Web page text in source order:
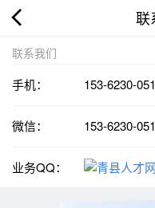
联
联系我们
手机： 153-6230-
微信： 153-6230-
业务QQ：